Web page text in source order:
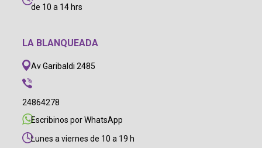
de 10 a 14 hrs
LA BLANQUEADA
Av Garibaldi 2485
24864278
Escribinos por WhatsApp
Lunes a viernes de 10 a 19 h